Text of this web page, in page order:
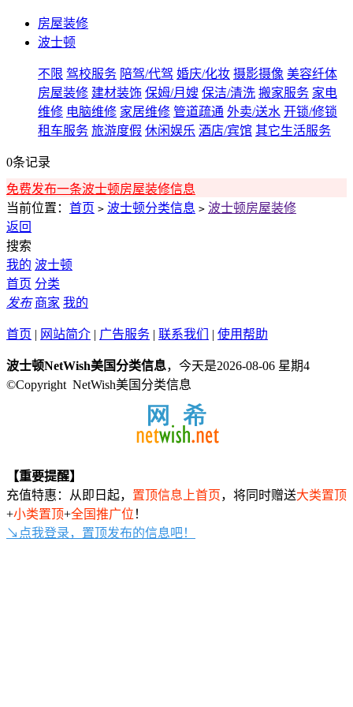
房屋装修
波士顿
不限 驾校服务 陪驾/代驾 婚庆/化妆 摄影摄像 美容纤体
房屋装修 建材装饰 保姆/月嫂 保洁/清洗 搬家服务 家电
维修 电脑维修 家居维修 管道疏通 外卖/送水 开锁/修锁
租车服务 旅游度假 休闲娱乐 酒店/宾馆 其它生活服务
0条记录
免费发布一条波士顿房屋装修信息
当前位置： 首页 > 波士顿分类信息 > 波士顿房屋装修
返回
搜索
我的 波士顿
首页 分类
发布 商家 我的
首页 | 网站简介 | 广告服务 | 联系我们 | 使用帮助
波士顿NetWish美国分类信息，今天是2026-08-06 星期4
©Copyright NetWish美国分类信息
【重要提醒】
充值特惠：从即日起， 置顶信息上首页，将同时赠送大类置顶
+小类置顶+全国推广位 ！
↘点我登录，置顶发布的信息吧！